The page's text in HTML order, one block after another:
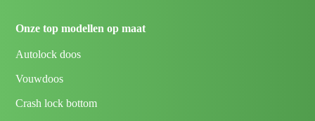
Onze top modellen op maat
Autolock doos
Vouwdoos
Crash lock bottom